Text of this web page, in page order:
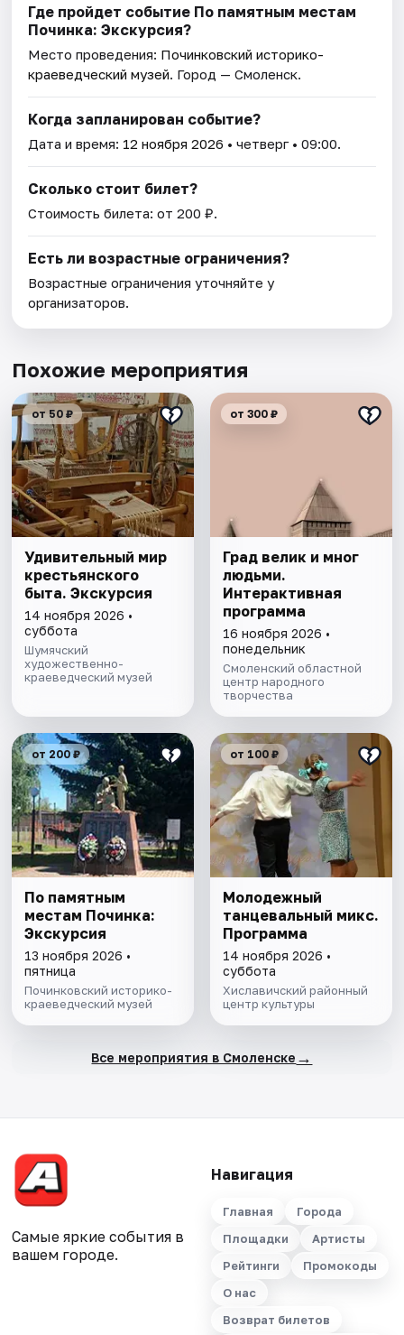
Где пройдет событие По памятным местам
Починка: Экскурсия?
Место проведения: Починковский историко-
краеведческий музей. Город — Смоленск.
Когда запланирован событие?
Дата и время: 12 ноября 2026 • четверг • 09:00.
Сколько стоит билет?
Стоимость билета: от 200 ₽.
Есть ли возрастные ограничения?
Возрастные ограничения уточняйте у
организаторов.
Похожие мероприятия
от 50 ₽
Удивительный мир
крестьянского
быта. Экскурсия
14 ноября 2026 •
суббота
Шумячский
художественно-
краеведческий музей
от 300 ₽
Град велик и мног
людьми.
Интерактивная
программа
16 ноября 2026 •
понедельник
Смоленский областной
центр народного
творчества
от 200 ₽
По памятным
местам Починка:
Экскурсия
13 ноября 2026 •
пятница
Починковский историко-
краеведческий музей
от 100 ₽
Молодежный
танцевальный микс.
Программа
14 ноября 2026 •
суббота
Хиславичский районный
центр культуры
Все мероприятия в Смоленске →
Самые яркие события в
вашем городе.
Навигация
Главная
Города
Площадки
Артисты
Рейтинги
Промокоды
О нас
Возврат билетов